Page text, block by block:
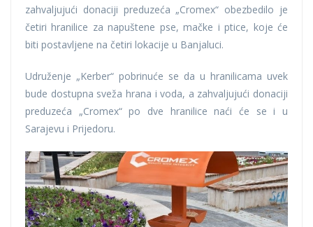
zahvaljujući donaciji preduzeća „Cromex“ obezbedilo je
četiri hranilice za napuštene pse, mačke i ptice, koje će
biti postavljene na četiri lokacije u Banjaluci.
Udruženje „Kerber“ pobrinuće se da u hranilicama uvek
bude dostupna sveža hrana i voda, a zahvaljujući donaciji
preduzeća „Cromex“ po dve hranilice naći će se i u
Sarajevu i Prijedoru.